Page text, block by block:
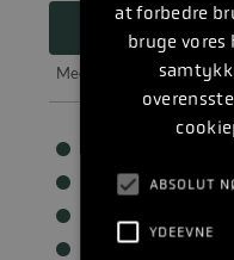
Med anbefalet udstyr
Kategori: Racing
Vægt: 216 kg
at forbedre
bruge vores
ABSOLUT
YDEEVNE